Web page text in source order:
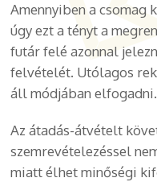
Amennyiben a csomag
úgy ezt a tényt a
futár felé azonnal
felvételét. Utólagos
áll módjában elfogadni.
Az átadás-átvételt
szemrevételezéssel
miatt élhet minőségi